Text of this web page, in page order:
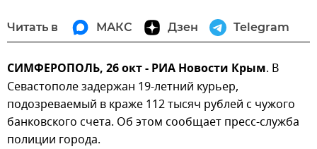
Читать в МАКС Дзен Telegram
СИМФЕРОПОЛЬ, 26 окт - РИА Новости Крым. В
Севастополе задержан 19-летний курьер,
подозреваемый в краже 112 тысяч рублей с чужого
банковского счета. Об этом сообщает пресс-служба
полиции города.